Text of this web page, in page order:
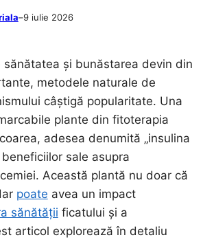
–9 iulie 2026
sănătatea și bunăstarea devin din
metodele naturale de
câștigă popularitate. Una
plante din fitoterapia
adesea denumită „insulina
sale asupra
Această plantă nu doar că
poate avea un impact
sănătății ficatului și a
articol explorează în detaliu